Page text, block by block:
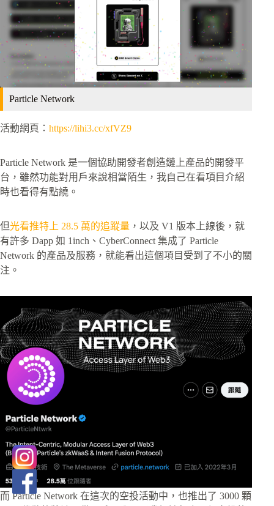
Particle Network
活動網頁： https://lihi3.cc/xfVZ9
Particle Network 是一個協助開發者創造鏈上產品的開發平
台，雖然功能對用戶來說相當陌生，我自己在看項目介紹
時也看得有點繞。
但光看推特上 28.5 萬的追蹤量 ，以及 V1 版本上線後，就
有許多 Dapp 如 1inch、CyberConnect 集成了 Particle
Network 的產品及服務，就能看出這個項目受到了不小的關
注。
而 Particle Network 在這次的空投活動中，也推出了 3000 顆